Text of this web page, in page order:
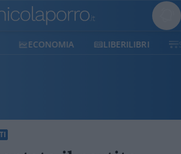
LIBERILIBRI SHOP SOSTIENICI